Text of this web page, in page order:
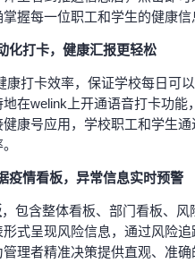
握每一位职工和学生的健康信
化打卡，健康汇报更轻松
康打卡效率，保证学校每日可
在welink上开通语音打卡功能
康号应用，学校职工和学生通
疫情看板，异常信息实时预警
，包含整体看板、部门看板、风
形式呈现风险信息，通过风险
管理者精准决策提供直观、准